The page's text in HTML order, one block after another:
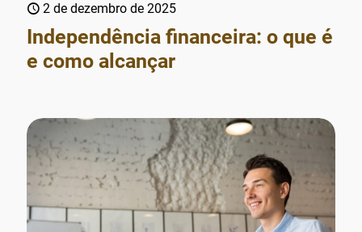
2 de dezembro de 2025
Independência financeira: o que é
e como alcançar